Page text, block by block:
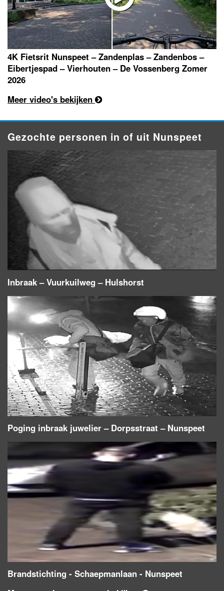
4K Fietsrit Nunspeet – Zandenplas – Zandenbos –
Eibertjespad – Vierhouten – De Vossenberg Zomer
2026
Meer video's bekijken
Gezochte personen in of uit Nunspeet
Inbraak – Vuurkuilweg – Hulshorst
Poging inbraak juwelier – Dorpsstraat – Nunspeet
Brandstichting - Schaepmanlaan - Nunspeet